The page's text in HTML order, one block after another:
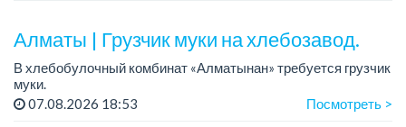
Требования: оп...
Алматы | Грузчик муки на хлебозавод.
В хлебобулочный комбинат «Алматынан» требуется грузчик
муки.
График работы: 5/2, с 09.00 до 18.00.
07.08.2026 18:53 Посмотреть >